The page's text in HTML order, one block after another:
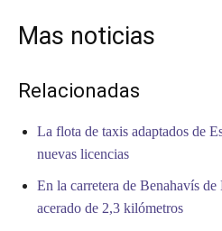
Mas noticias
Relacionadas
La flota de taxis adaptados de
nuevas licencias
En la carretera de Benahavís
acerado de 2,3 kilómetros